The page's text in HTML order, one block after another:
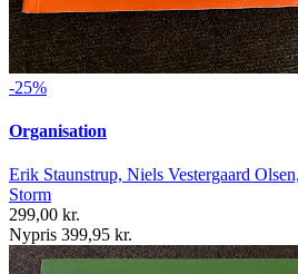
-25%
Organisation
Erik Staunstrup, Niels Vestergaard
Storm
299,00 kr.
Nypris 399,95 kr.